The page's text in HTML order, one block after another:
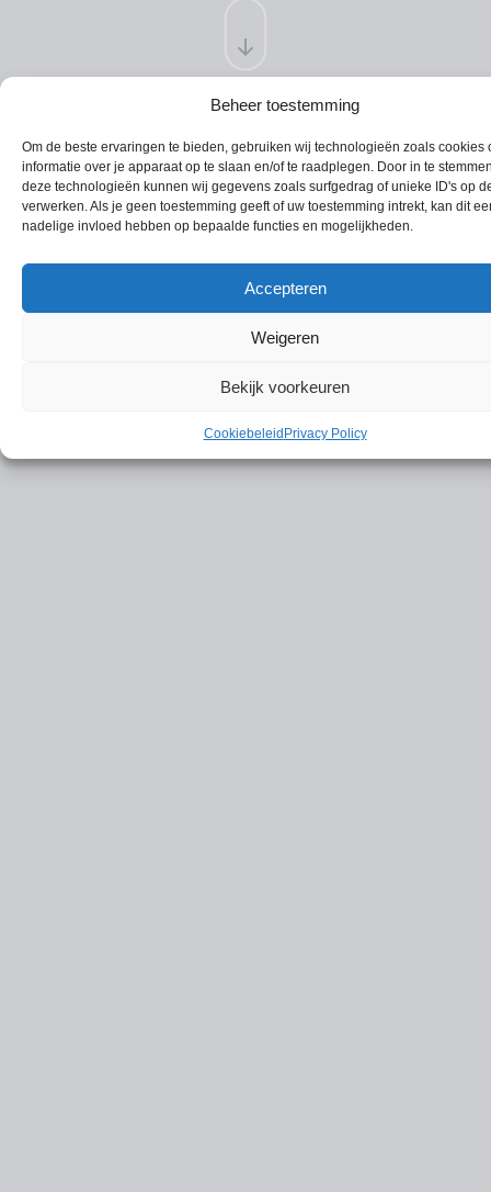
Beheer toestemming
Om de beste ervaringen te bieden, gebruiken wij technologieën zoals cookies
informatie over je apparaat op te slaan en/of te raadplegen. Door in te
deze technologieën kunnen wij gegevens zoals surfgedrag of unieke ID's op
verwerken. Als je geen toestemming geeft of uw toestemming intrekt, kan dit
nadelige invloed hebben op bepaalde functies en mogelijkheden.
Accepteren
Weigeren
Bekijk voorkeuren
Cookiebeleid Privacy Policy